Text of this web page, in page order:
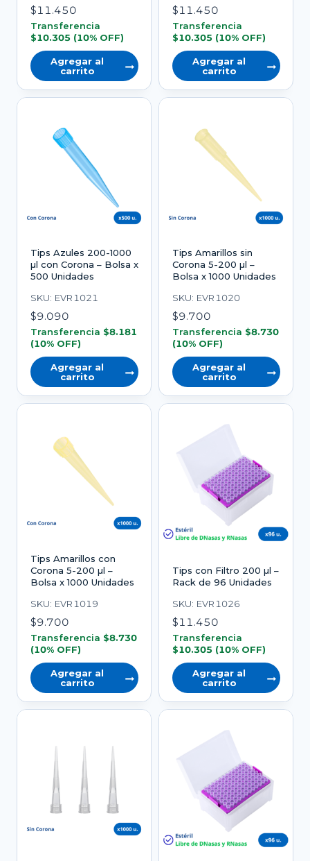
$11.450
Transferencia
$10.305 (10% OFF)
Agregar al
carrito
$11.450
Transferencia
$10.305 (10% OFF)
Agregar al
carrito
Tips Azules 200-1000
µl con Corona – Bolsa x
500 Unidades
SKU: EVR1021
$9.090
Transferencia $8.181
(10% OFF)
Agregar al
carrito
Tips Amarillos sin
Corona 5-200 µl –
Bolsa x 1000 Unidades
SKU: EVR1020
$9.700
Transferencia $8.730
(10% OFF)
Agregar al
carrito
Tips Amarillos con
Corona 5-200 µl –
Bolsa x 1000 Unidades
SKU: EVR1019
$9.700
Transferencia $8.730
(10% OFF)
Agregar al
carrito
Tips con Filtro 200 µl –
Rack de 96 Unidades
SKU: EVR1026
$11.450
Transferencia
$10.305 (10% OFF)
Agregar al
carrito